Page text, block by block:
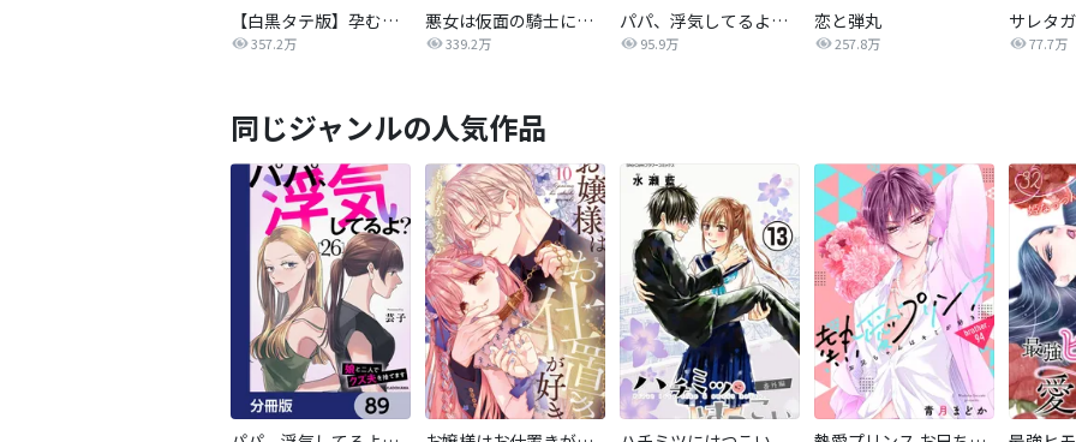
【白黒タテ版】孕むまで乱れいけ～身代わり花嫁と軍服の猛愛
357.2万
悪女は仮面の騎士に騙されない
339.2万
パパ、浮気してるよ？娘と二人でクズ夫を捨てます【分冊版】
95.9万
恋と弾丸
257.8万 77.7万
同じジャンルの人気作品